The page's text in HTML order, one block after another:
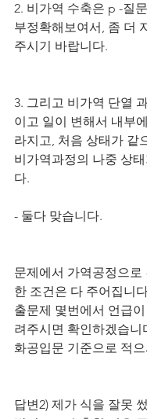
2. 비가역 수축은 p -질
부정확해보여서, 좀 더
주시기 바랍니다.
3. 그리고 비가역 단열
이고 일이 변해서 내부
라지고, 처음 상태가 같
비가역과정의 나중 상
다.
- 둘다 맞습니다.
문제에서 가역공정으로
한 조건은 다 주어집니
출문제 몇번에서 언급
려주시면 확인하겠습니
화공입문 기준으로 적
답변2) 제가 식을 잘못